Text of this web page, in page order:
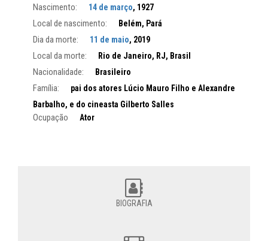
Nascimento: 14 de março, 1927
Local de nascimento: Belém, Pará
Dia da morte: 11 de maio, 2019
Local da morte: Rio de Janeiro, RJ, Brasil
Nacionalidade: Brasileiro
Família:
pai dos atores Lúcio Mauro Filho e Alexandre
Barbalho, e do cineasta Gilberto Salles
Ocupação Ator
BIOGRAFIA